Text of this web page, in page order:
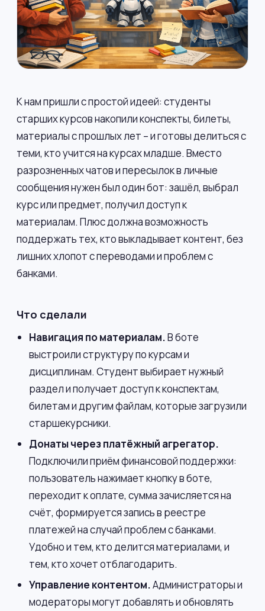
К нам пришли с простой идеей: студенты
старших курсов накопили конспекты, билеты,
материалы с прошлых лет – и готовы делиться с
теми, кто учится на курсах младше. Вместо
разрозненных чатов и пересылок в личные
сообщения нужен был один бот: зашёл, выбрал
курс или предмет, получил доступ к
материалам. Плюс должна возможность
поддержать тех, кто выкладывает контент, без
лишних хлопот с переводами и проблем с
банками.
Что сделали
Навигация по материалам.В боте
выстроили структуру по курсам и
дисциплинам. Студент выбирает нужный
раздел и получает доступ к конспектам,
билетам и другим файлам, которые загрузили
старшекурсники.
Донаты через платёжный агрегатор.
Подключили приём финансовой поддержки:
пользователь нажимает кнопку в боте,
переходит к оплате, сумма зачисляется на
счёт, формируется запись в реестре
платежей на случай проблем с банками.
Удобно и тем, кто делится материалами, и
тем, кто хочет отблагодарить.
Управление контентом.Администраторы и
модераторы могут добавлять и обновлять